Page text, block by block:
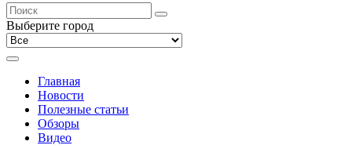
Выберите город
Главная
Новости
Полезные статьи
Обзоры
Видео